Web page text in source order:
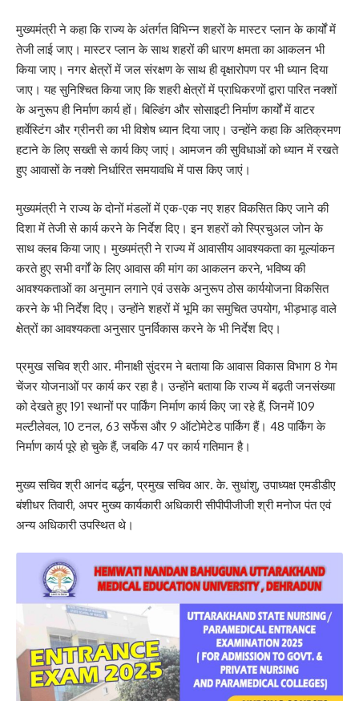
मुख्यमंत्री ने कहा कि राज्य के अंतर्गत विभिन्न शहरों के मास्टर प्लान के कार्यों में
तेजी लाई जाए। मास्टर प्लान के साथ शहरों की धारण क्षमता का आकलन भी
किया जाए। नगर क्षेत्रों में जल संरक्षण के साथ ही वृक्षारोपण पर भी ध्यान दिया
जाए। यह सुनिश्चित किया जाए कि शहरी क्षेत्रों में प्राधिकरणों द्वारा पारित नक्शों
के अनुरूप ही निर्माण कार्य हों। बिल्डिंग और सोसाइटी निर्माण कार्यों में वाटर
हार्वेस्टिंग और ग्रीनरी का भी विशेष ध्यान दिया जाए। उन्होंने कहा कि अतिक्रमण
हटाने के लिए सख्ती से कार्य किए जाएं। आमजन की सुविधाओं को ध्यान में रखते
हुए आवासों के नक्शे निर्धारित समयावधि में पास किए जाएं।
मुख्यमंत्री ने राज्य के दोनों मंडलों में एक-एक नए शहर विकसित किए जाने की
दिशा में तेजी से कार्य करने के निर्देश दिए। इन शहरों को स्प्रिचुअल जोन के
साथ क्लब किया जाए। मुख्यमंत्री ने राज्य में आवासीय आवश्यकता का मूल्यांकन
करते हुए सभी वर्गों के लिए आवास की मांग का आकलन करने, भविष्य की
आवश्यकताओं का अनुमान लगाने एवं उसके अनुरूप ठोस कार्ययोजना विकसित
करने के भी निर्देश दिए। उन्होंने शहरों में भूमि का समुचित उपयोग, भीड़भाड़ वाले
क्षेत्रों का आवश्यकता अनुसार पुनर्विकास करने के भी निर्देश दिए।
प्रमुख सचिव श्री आर. मीनाक्षी सुंदरम ने बताया कि आवास विकास विभाग 8 गेम
चेंजर योजनाओं पर कार्य कर रहा है। उन्होंने बताया कि राज्य में बढ़ती जनसंख्या
को देखते हुए 191 स्थानों पर पार्किंग निर्माण कार्य किए जा रहे हैं, जिनमें 109
मल्टीलेवल, 10 टनल, 63 सर्फेस और 9 ऑटोमेटेड पार्किंग हैं। 48 पार्किंग के
निर्माण कार्य पूरे हो चुके हैं, जबकि 47 पर कार्य गतिमान है।
मुख्य सचिव श्री आनंद बर्द्धन, प्रमुख सचिव आर. के. सुधांशु, उपाध्यक्ष एमडीडीए
बंशीधर तिवारी, अपर मुख्य कार्यकारी अधिकारी सीपीपीजीजी श्री मनोज पंत एवं
अन्य अधिकारी उपस्थित थे।